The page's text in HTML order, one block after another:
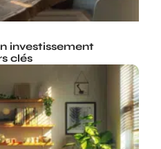
investissement
clés